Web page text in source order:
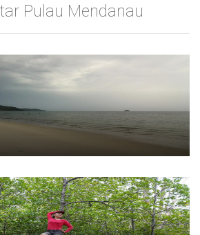
Pulau Mendanau